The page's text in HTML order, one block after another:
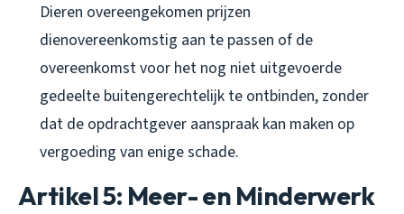
Dieren overeengekomen prijzen
dienovereenkomstig aan te passen of de
overeenkomst voor het nog niet uitgevoerde
gedeelte buitengerechtelijk te ontbinden, zonder
dat de opdrachtgever aanspraak kan maken op
vergoeding van enige schade.
Artikel 5: Meer- en Minderwerk